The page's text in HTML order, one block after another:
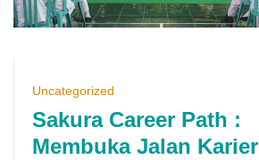
Uncategorized
Sakura Career Path :
Membuka Jalan Karier